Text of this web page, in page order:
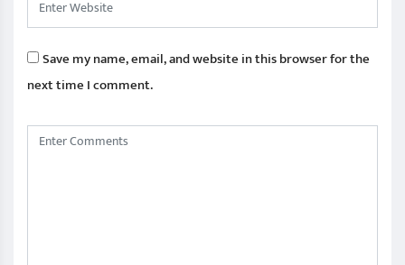
Save my name, email, and website in this browser for the
next time I comment.